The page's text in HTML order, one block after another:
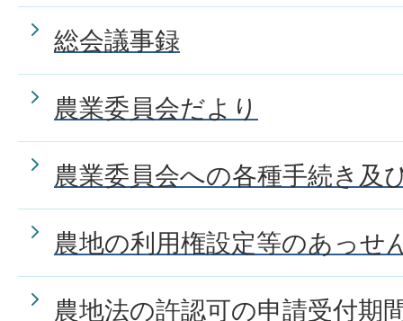
総会議事録
農業委員会だより
農業委員会への各種手続き及
農地の利用権設定等のあっせ
農地法の許認可の申請受付期